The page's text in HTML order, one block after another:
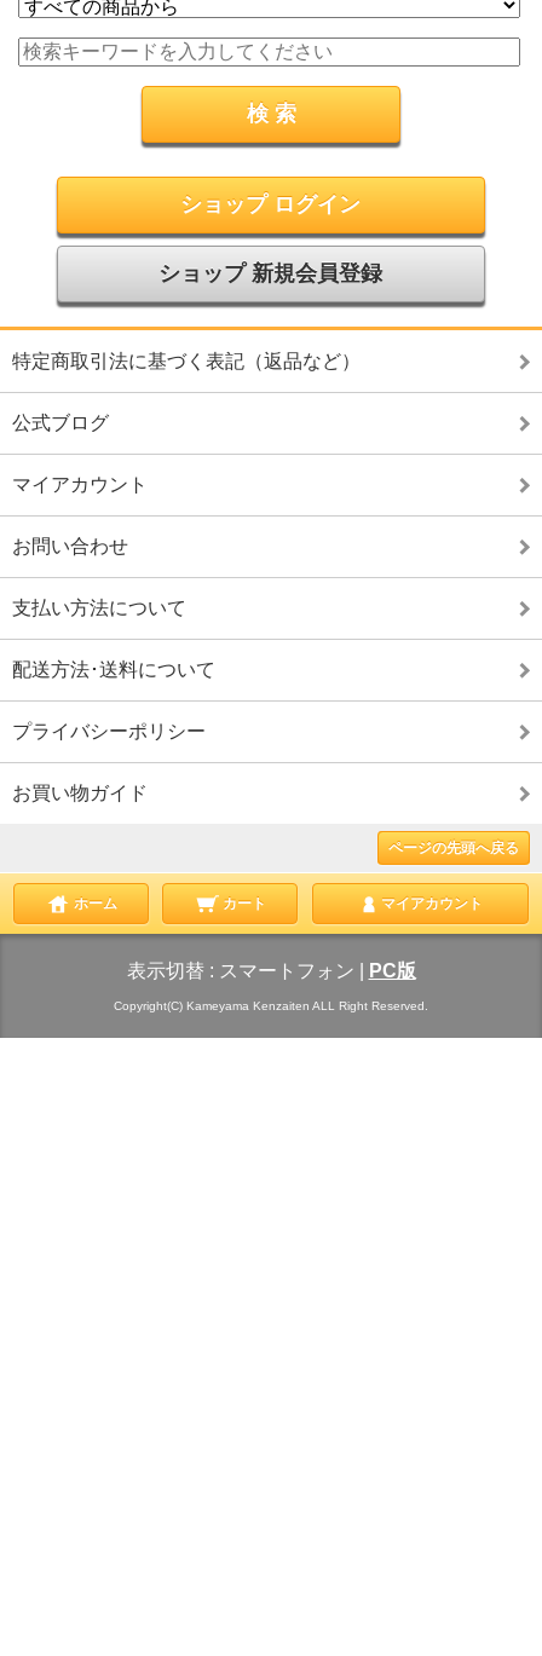
ショップ ログイン
ショップ 新規会員登録
特定商取引法に基づく表記（返品など）
公式ブログ
マイアカウント
お問い合わせ
支払い方法について
配送方法･送料について
プライバシーポリシー
お買い物ガイド
ページの先頭へ戻る
ホーム カート マイアカウント
表示切替 : スマートフォン PC版
Copyright(C) Kameyama Kenzaiten ALL Right Reserved.